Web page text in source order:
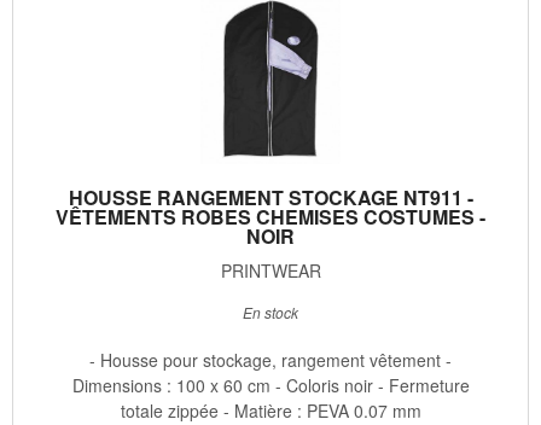
HOUSSE RANGEMENT STOCKAGE NT911 -
VÊTEMENTS ROBES CHEMISES COSTUMES -
NOIR
PRINTWEAR
En stock
- Housse pour stockage, rangement vêtement -
Dimensions : 100 x 60 cm - Coloris noir - Fermeture
totale zippée - Matière : PEVA 0.07 mm